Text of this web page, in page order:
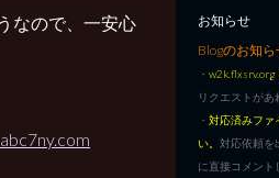
なので、一安心
お知らせ
Blogのお知ら
・ w2k.flxsrv.org
リクエストがあ
・ 対応済みファ
い。 対応依頼を
に直接コメント